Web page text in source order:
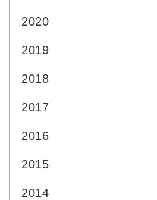
2020
2019
2018
2017
2016
2015
2014